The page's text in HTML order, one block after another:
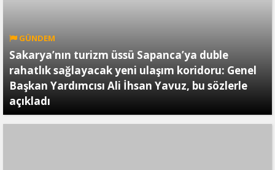
GÜNDEM
Sakarya’nın turizm üssü Sapanca’ya duble
rahatlık sağlayacak yeni ulaşım koridoru: Genel
Başkan Yardımcısı Ali İhsan Yavuz, bu sözlerle
açıkladı